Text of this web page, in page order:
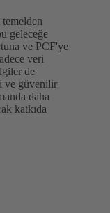
geleceğe
ve PCF'ye
veri
de
ve güvenilir
daha
katkıda